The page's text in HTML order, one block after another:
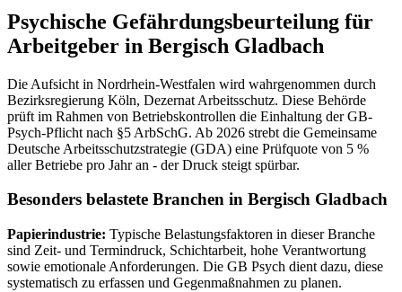
Psychische Gefährdungsbeurteilung für
Arbeitgeber in Bergisch Gladbach
Die Aufsicht in Nordrhein-Westfalen wird wahrgenommen durch
Bezirksregierung Köln, Dezernat Arbeitsschutz. Diese Behörde
prüft im Rahmen von Betriebskontrollen die Einhaltung der GB-
Psych-Pflicht nach §5 ArbSchG. Ab 2026 strebt die Gemeinsame
Deutsche Arbeitsschutzstrategie (GDA) eine Prüfquote von 5 %
aller Betriebe pro Jahr an - der Druck steigt spürbar.
Besonders belastete Branchen in Bergisch Gladbach
Papierindustrie: Typische Belastungsfaktoren in dieser Branche
sind Zeit- und Termindruck, Schichtarbeit, hohe Verantwortung
sowie emotionale Anforderungen. Die GB Psych dient dazu, diese
systematisch zu erfassen und Gegenmaßnahmen zu planen.